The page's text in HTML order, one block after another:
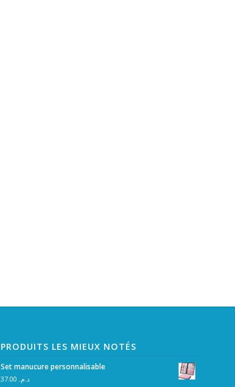
PRODUITS LES MIEUX NOTÉS
Set manucure personnalisable
د.م.